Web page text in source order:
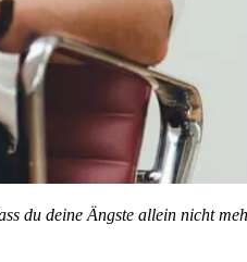
du deine Ängste allein nicht